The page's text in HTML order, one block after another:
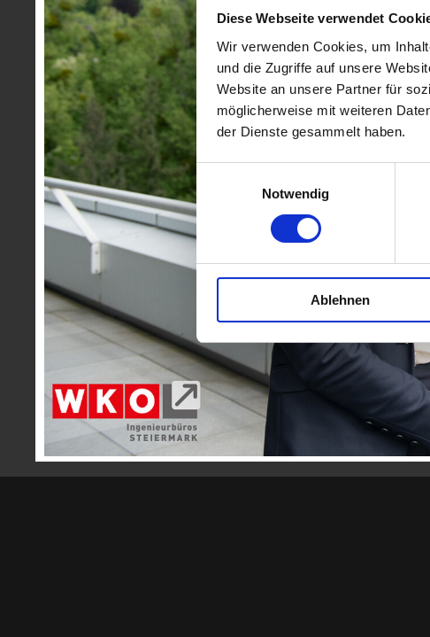
Diese Webseite verwendet
Wir verwenden Cookies, um
und die Zugriffe auf unsere
Website an unsere Partner für
möglicherweise mit weiteren
der Dienste gesammelt haben.
Einwilligungsauswahl
Notwendig
Ablehnen
mehr